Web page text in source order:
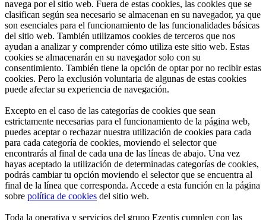
navega por el sitio web. Fuera de estas cookies, las cookies que se
clasifican según sea necesario se almacenan en su navegador, ya que
son esenciales para el funcionamiento de las funcionalidades básicas
del sitio web. También utilizamos cookies de terceros que nos
ayudan a analizar y comprender cómo utiliza este sitio web. Estas
cookies se almacenarán en su navegador solo con su
consentimiento. También tiene la opción de optar por no recibir estas
cookies. Pero la exclusión voluntaria de algunas de estas cookies
puede afectar su experiencia de navegación.
Excepto en el caso de las categorías de cookies que sean
estrictamente necesarias para el funcionamiento de la página web,
puedes aceptar o rechazar nuestra utilización de cookies para cada
para cada categoría de cookies, moviendo el selector que
encontrarás al final de cada una de las líneas de abajo. Una vez
hayas aceptado la utilización de determinadas categorías de cookies,
podrás cambiar tu opción moviendo el selector que se encuentra al
final de la línea que corresponda. Accede a esta función en la página
sobre política de cookies del sitio web.
Toda la operativa y servicios del grupo Ezentis cumplen con las